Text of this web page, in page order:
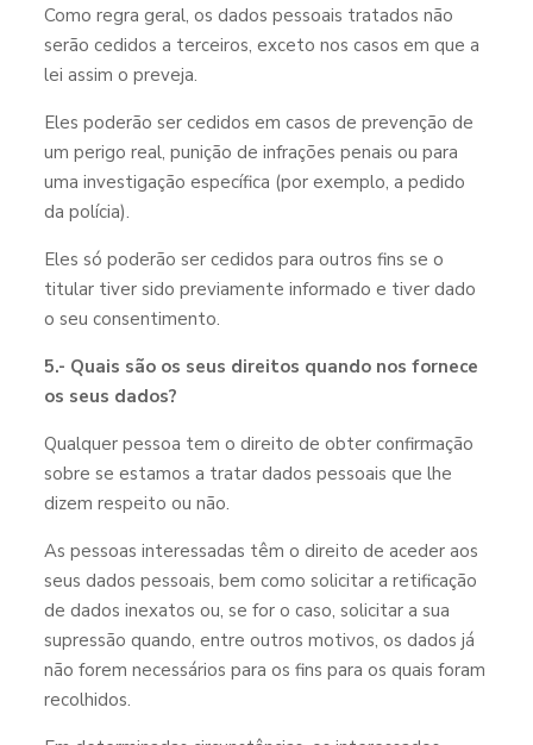
Como regra geral, os dados pessoais tratados não
serão cedidos a terceiros, exceto nos casos em que a
lei assim o preveja.
Eles poderão ser cedidos em casos de prevenção de
um perigo real, punição de infrações penais ou para
uma investigação específica (por exemplo, a pedido
da polícia).
Eles só poderão ser cedidos para outros fins se o
titular tiver sido previamente informado e tiver dado
o seu consentimento.
5.- Quais são os seus direitos quando nos fornece
os seus dados?
Qualquer pessoa tem o direito de obter confirmação
sobre se estamos a tratar dados pessoais que lhe
dizem respeito ou não.
As pessoas interessadas têm o direito de aceder aos
seus dados pessoais, bem como solicitar a retificação
de dados inexatos ou, se for o caso, solicitar a sua
supressão quando, entre outros motivos, os dados já
não forem necessários para os fins para os quais foram
recolhidos.